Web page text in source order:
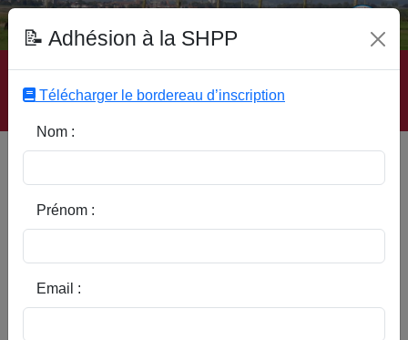
Accueil | Site SHPP | Auteurs | Editeurs | Rubriques |
Sous-Rubriques | Mots-Clefs | Contact
prêtre révolutionnaire d'Orchies,
devenu député sous la Directoire
📝 Adhésion à la SHPP
Télécharger le bordereau d’inscription
Nom :
Prénom :
Email :